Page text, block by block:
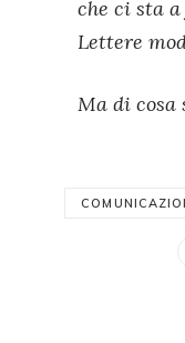
che ci sta
Lettere
Ma di cosa